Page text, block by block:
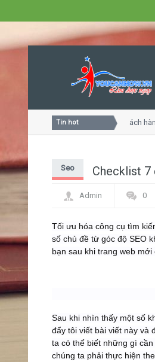
Tin hot
Khóa học Tư duy dịch vụ khách
Checklist 7
Seo
Admin 0
Tối ưu hóa công cụ tìm
số chủ đề từ góc độ SEO
bạn sau khi trang web mới
Sau khi nhìn thấy một số
đẩy tôi viết bài viết này và
ta có thể biết những gì
chúng ta phải thực hiện